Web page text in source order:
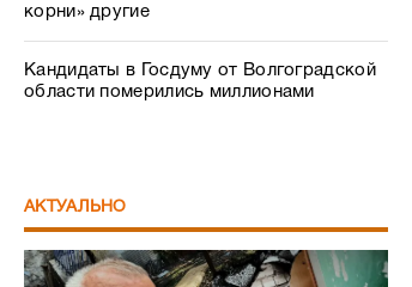
корни» другие
Кандидаты в Госдуму от Волгоградской
области померились миллионами
АКТУАЛЬНО